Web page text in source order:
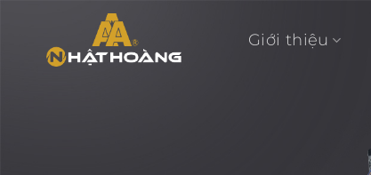
content
Giới thiệu